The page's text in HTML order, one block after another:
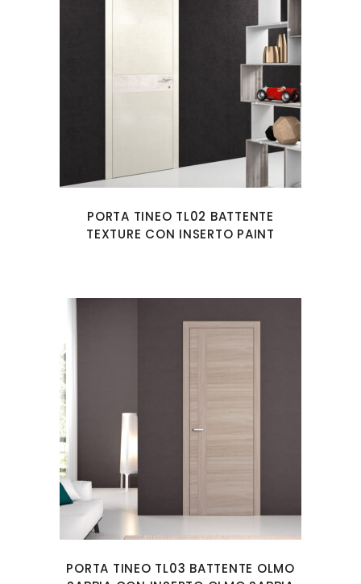
PORTA TINEO TL02 BATTENTE
TEXTURE CON INSERTO PAINT
PORTA TINEO TL03 BATTENTE OLMO